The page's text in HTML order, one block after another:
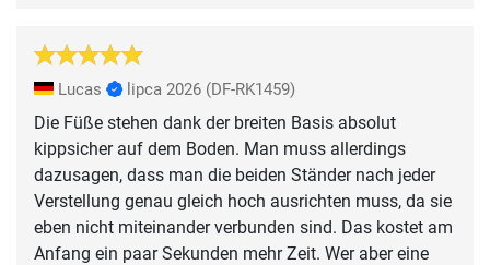
Lucas lipca 2026 (DF-RK1459)
Die Füße stehen dank der breiten Basis absolut
kippsicher auf dem Boden. Man muss allerdings
dazusagen, dass man die beiden Ständer nach jeder
Verstellung genau gleich hoch ausrichten muss, da sie
eben nicht miteinander verbunden sind. Das kostet am
Anfang ein paar Sekunden mehr Zeit. Wer aber eine